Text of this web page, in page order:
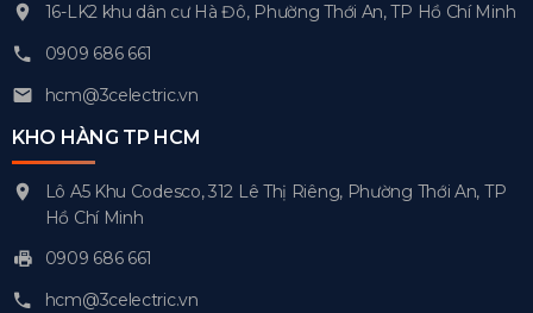
16-LK2 khu dân cư Hà Đô, Phường Thới An, TP Hồ Chí Minh
0909 686 661
hcm@3celectric.vn
KHO HÀNG TP HCM
Lô A5 Khu Codesco, 312 Lê Thị Riêng, Phường Thới An, TP
Hồ Chí Minh
0909 686 661
hcm@3celectric.vn